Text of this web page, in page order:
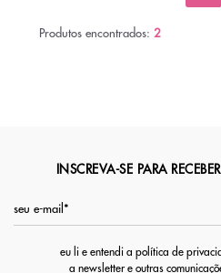
Produtos encontrados: 2
INSCREVA-SE PARA
eu li e entendi a política de
a newsletter e outras